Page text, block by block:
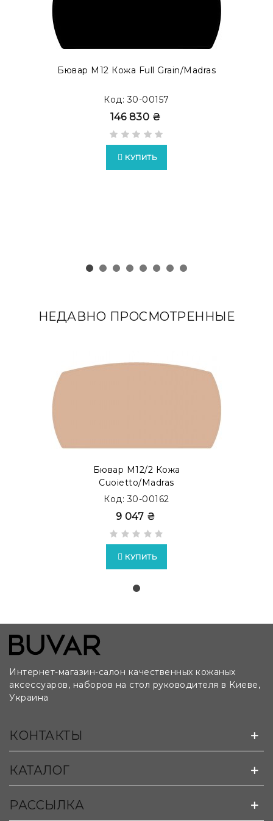
как бювар с акцентом. Просмотреть готовые
модификации в каталоге
лекалам и чертежам клиента:
Бювар М12 Кожа Full Grain/Madras
Код: 30-00157
146 830 ₴
КУПИТЬ
НЕДАВНО ПРОСМОТРЕННЫЕ
Бювар М12/2 Кожа
Cuoietto/Madras
Код: 30-00162
9 047 ₴
КУПИТЬ
Интернет-магазин-салон качественных кожаных
аксессуаров, наборов на стол руководителя в Киеве,
Украина
КОНТАКТЫ
КАТАЛОГ
РАССЫЛКА